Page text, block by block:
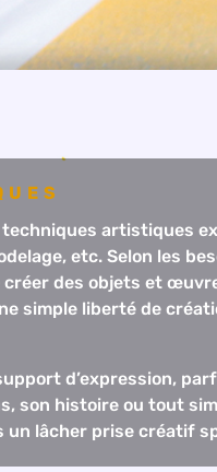
artistiques
etc. Selon les
des objets et
simple liberté de
d’expression,
son histoire ou tout
un lâcher prise créatif